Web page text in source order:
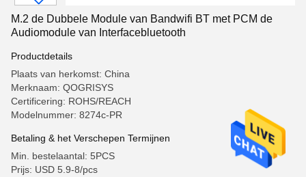
M.2 de Dubbele Module van Bandwifi BT met PCM de
Audiomodule van Interfacebluetooth
Productdetails
Plaats van herkomst: China
Merknaam: QOGRISYS
Certificering: ROHS/REACH
Modelnummer: 8274c-PR
Betaling & het Verschepen Termijnen
Min. bestelaantal: 5PCS
Prijs: USD 5.9-8/pcs